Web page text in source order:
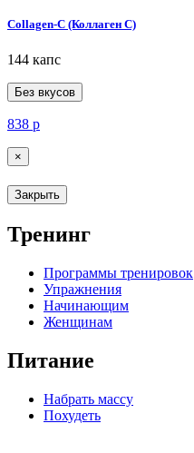
Collagen-C (Коллаген С)
144 капс
Без вкусов
838 р
×
Закрыть
Тренинг
Программы тренировок
Упражнения
Начинающим
Женщинам
Питание
Набрать массу
Похудеть